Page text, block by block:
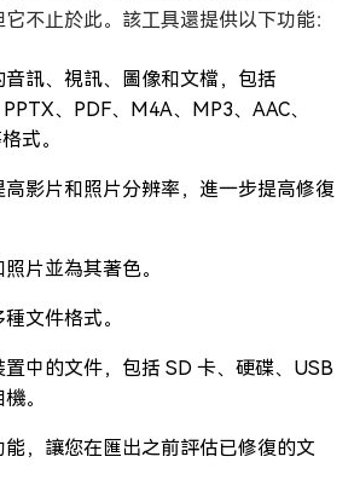
不止於此。該工具還提供以下功能：
訊、視訊、圖像和文檔，包括
、PDF、M4A、MP3、AAC、
式。
影片和照片分辨率，進一步提高修復
片並為其著色。
文件格式。
中的文件，包括 SD 卡、硬碟、USB
。
，讓您在匯出之前評估已修復的文